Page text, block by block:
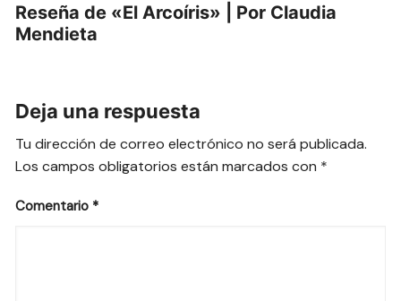
Reseña de «El Arcoíris» | Por Claudia
Mendieta
Deja una respuesta
Tu dirección de correo electrónico no será publicada.
Los campos obligatorios están marcados con *
Comentario *